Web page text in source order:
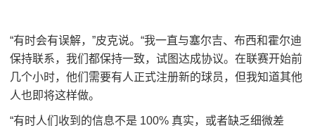
“有时会有误解，”皮克说。“我一直与塞尔吉、布西和霍尔迪
保持联系，我们都保持一致，试图达成协议。在联赛开始前
几个小时，他们需要有人正式注册新的球员，但我知道其他
人也即将这样做。
“有时人们收到的信息不是 100% 真实，或者缺乏细微差